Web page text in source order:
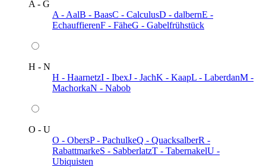
A - G
A - AalB - BaasC - CalculusD - dalbernE -
EchauffierenF - FäheG - Gabelfrühstück
H - N
H - HaarnetzI - IbexJ - JachK - KaapL - LaberdanM -
MachorkaN - Nabob
O - U
O - ObersP - PachulkeQ - QuacksalberR -
RabattmarkeS - SabberlatzT - TabernakelU -
Ubiquisten